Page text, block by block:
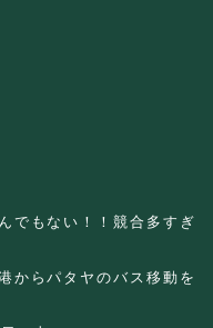
でもない！！競合多すぎ
からパタヤのバス移動を